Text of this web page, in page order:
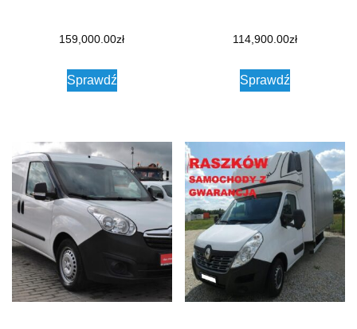
159,000.00zł
Sprawdź
114,900.00zł
Sprawdź